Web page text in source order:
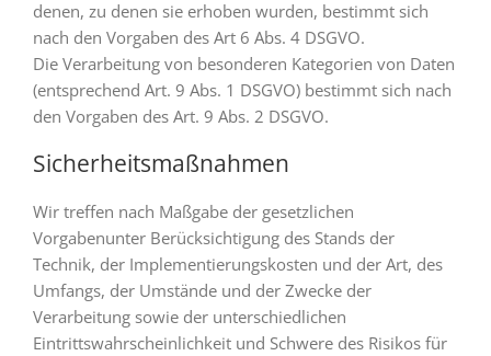
denen, zu denen sie erhoben wurden, bestimmt sich
nach den Vorgaben des Art 6 Abs. 4 DSGVO.
Die Verarbeitung von besonderen Kategorien von Daten
(entsprechend Art. 9 Abs. 1 DSGVO) bestimmt sich nach
den Vorgaben des Art. 9 Abs. 2 DSGVO.
Sicherheitsmaßnahmen
Wir treffen nach Maßgabe der gesetzlichen
Vorgabenunter Berücksichtigung des Stands der
Technik, der Implementierungskosten und der Art, des
Umfangs, der Umstände und der Zwecke der
Verarbeitung sowie der unterschiedlichen
Eintrittswahrscheinlichkeit und Schwere des Risikos für